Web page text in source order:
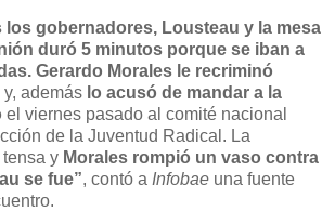
los gobernadores, Lousteau y la mesa
duró 5 minutos porque se iban a
Gerardo Morales le recriminó
y, además lo acusó de mandar a la
el viernes pasado al comité nacional
de la Juventud Radical. La
y Morales rompió un vaso contra
se fue”, contó a Infobae una fuente